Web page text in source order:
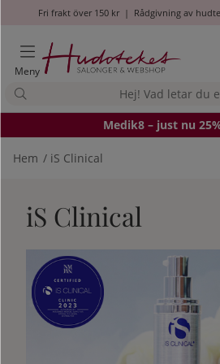
Fri frakt över 150 kr| Rådgivning av
Meny
Medik8 – just nu
Hem iS Clinical
iS Clinical